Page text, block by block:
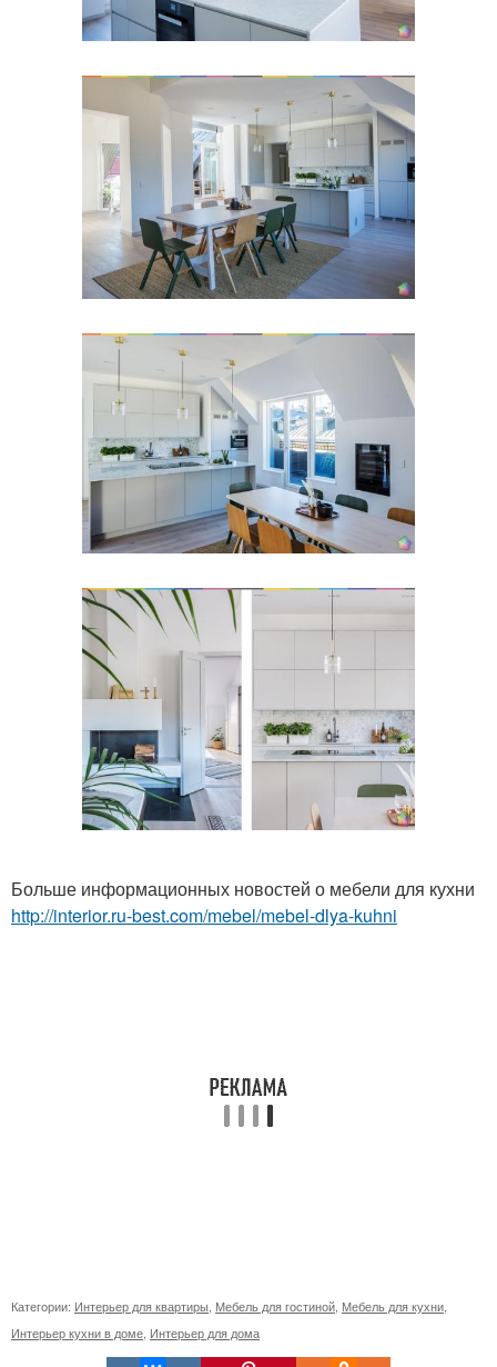
Больше информационных новостей о мебели для кухни
http://interior.ru-best.com/mebel/mebel-dlya-kuhni
Категории: Интерьер для квартиры Мебель для гостиной Мебель для кухни
Интерьер кухни в доме Интерьер для дома